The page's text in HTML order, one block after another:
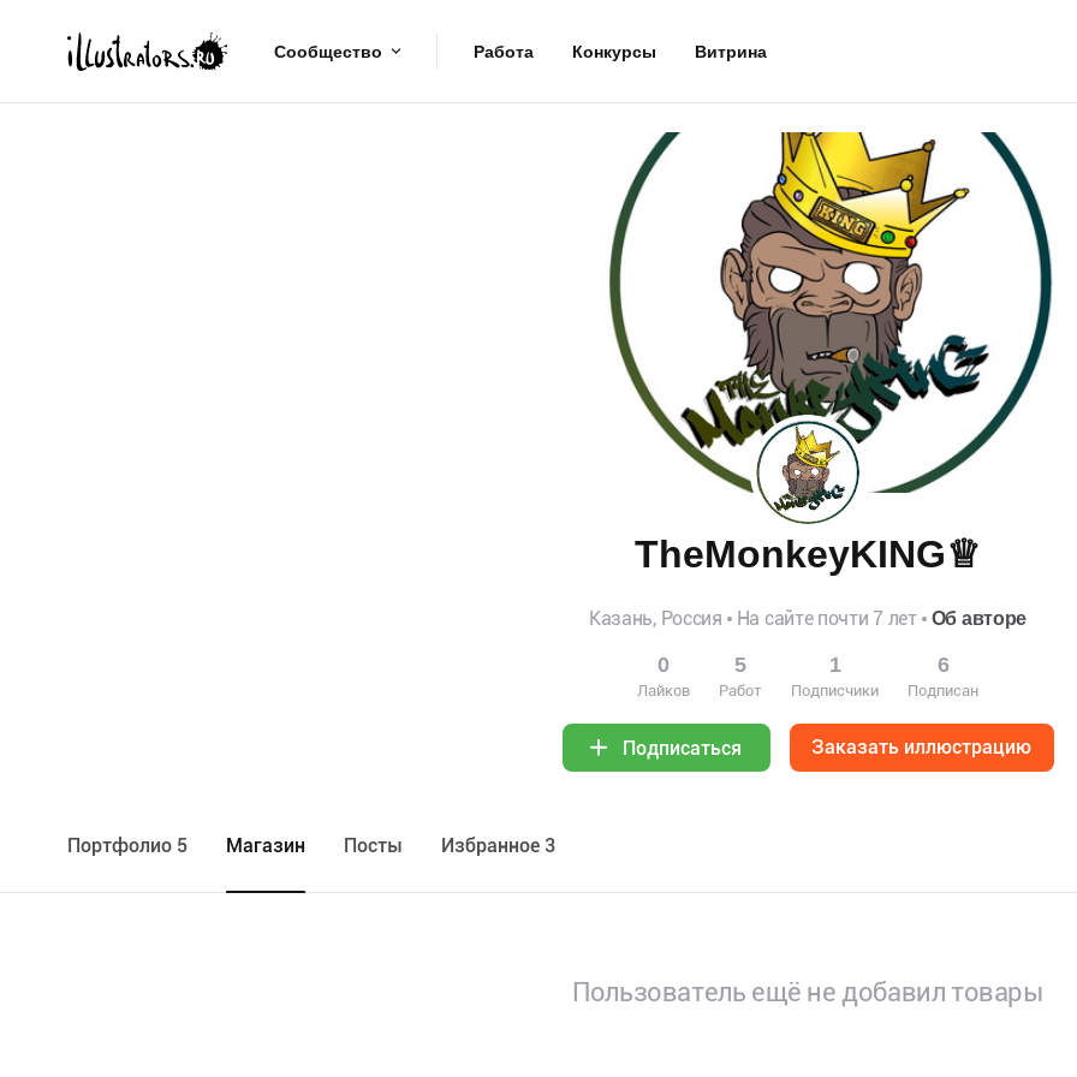
Сообщество Работа Конкурсы Витрина
TheMonkeyKING♕
Казань, Россия На сайте почти 7 лет Об авторе
0
Лайков
5
Работ
1
Подписчики
6
Подписан
Подписаться Заказать иллюстрацию
Портфолио 5 Maгазин Посты Избранное 3
Пользователь ещё не добавил товары